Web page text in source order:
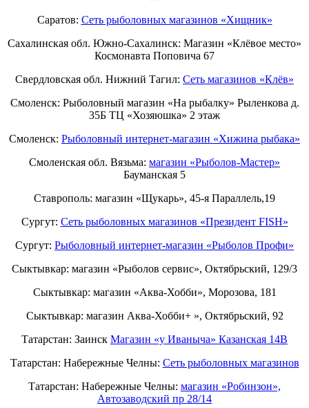
Саратов: Сеть рыболовных магазинов «Хищник»
Сахалинская обл. Южно-Сахалинск: Магазин «Клёвое место»
Космонавта Поповича 67
Свердловская обл. Нижний Тагил: Cеть магазинов «Клёв»
Смоленск: Рыболовный магазин «На рыбалку» Рыленкова д.
35Б ТЦ «Хозяюшка» 2 этаж
Смоленск: Рыболовный интернет-магазин «Хижина рыбака»
Смоленская обл. Вязьма: магазин «Рыболов-Мастер»
Бауманская 5
Ставрополь: магазин «Щукарь», 45-я Параллель,19
Сургут: Сеть рыболовных магазинов «Президент FISH»
Сургут: Рыболовный интернет-магазин «Рыболов Профи»
Сыктывкар: магазин «Рыболов сервис», Октябрьский, 129/3
Сыктывкар: магазин «Аква-Хобби», Морозова, 181
Сыктывкар: магазин Аква-Хобби+ », Октябрьский, 92
Татарстан: Заинск Магазин «у Иваныча» Казанская 14В
Татарстан: Набережные Челны: Cеть рыболовных магазинов
Татарстан: Набережные Челны: магазин «Робинзон»,
Автозаводский пр 28/14